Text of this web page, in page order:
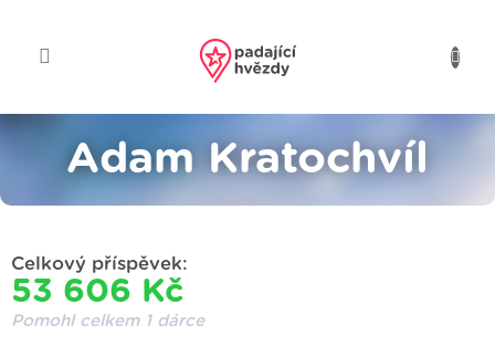
Adam Kratochvíl
Celkový příspěvek:
53 606 Kč
Pomohl celkem 1 dárce